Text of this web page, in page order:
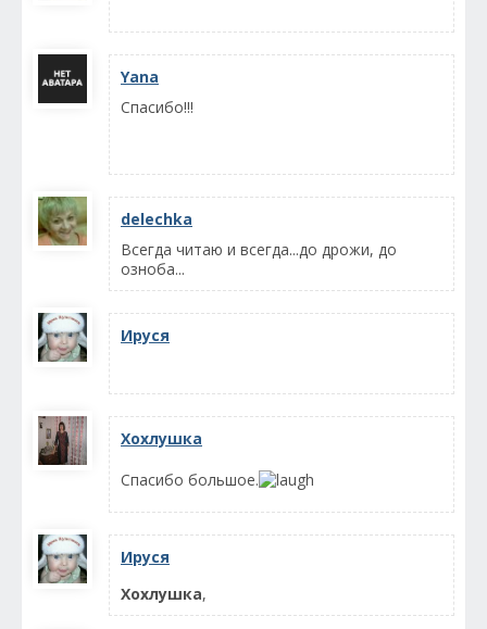
Yana
Спасибо!!!
delechka
Всегда читаю и всегда...до дрожи, до
озноба...
Ируся
Хохлушка
Спасибо большое.
Ируся
Хохлушка,